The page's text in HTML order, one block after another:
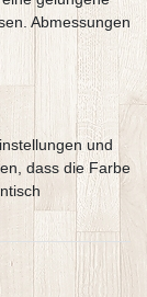
Abmessungen
und
dass die Farbe